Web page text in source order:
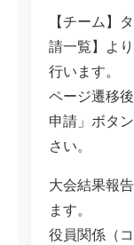
【チーム】
請一覧】よ
行います。
ページ遷移
申請」ボタ
さい。
大会結果報
ます。
役員関係（